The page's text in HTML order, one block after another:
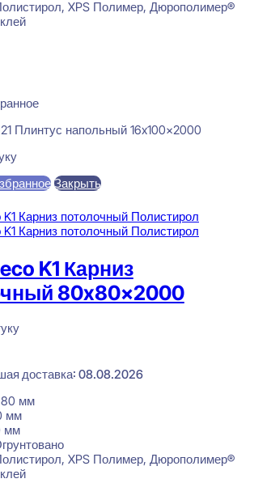
XPS Полимер, Дюрополимер®
Плинтус напольный 16x100x2000
Закрыть
K1 Карниз
80x80x2000
доставка: 08.08.2026
80 мм
мм
мм
XPS Полимер, Дюрополимер®